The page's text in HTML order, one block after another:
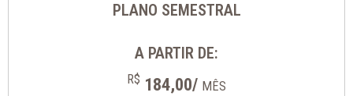
PLANO SEMESTRAL
A PARTIR DE:
R$ 184,00/ MÊS